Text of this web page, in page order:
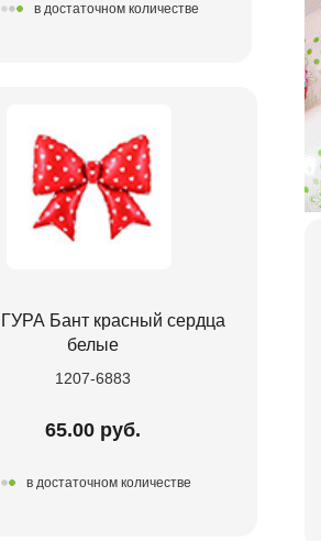
в достаточном количестве
Бант красный сердца
белые
1207-6883
65.00 руб.
в достаточном количестве